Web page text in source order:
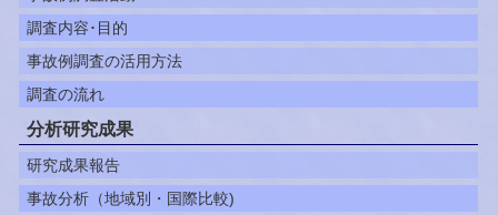
調査内容･目的
事故例調査の活用方法
調査の流れ
分析研究成果
研究成果報告
事故分析（地域別・国際比較)